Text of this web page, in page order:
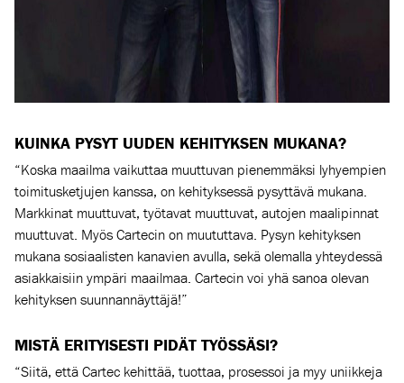
KUINKA PYSYT UUDEN KEHITYKSEN MUKANA?
“Koska maailma vaikuttaa muuttuvan pienemmäksi lyhyempien
toimitusketjujen kanssa, on kehityksessä pysyttävä mukana.
Markkinat muuttuvat, työtavat muuttuvat, autojen maalipinnat
muuttuvat. Myös Cartecin on muututtava. Pysyn kehityksen
mukana sosiaalisten kanavien avulla, sekä olemalla yhteydessä
asiakkaisiin ympäri maailmaa. Cartecin voi yhä sanoa olevan
kehityksen suunnannäyttäjä!”
MISTÄ ERITYISESTI PIDÄT TYÖSSÄSI?
“Siitä, että Cartec kehittää, tuottaa, prosessoi ja myy uniikkeja